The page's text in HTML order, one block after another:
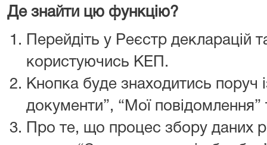
Де знайти цю функцію?
Перейдіть у Реєстр декларацій
користуючись КЕП.
Кнопка буде знаходитись поруч
документи”, “Мої повідомлення”
Про те, що процес збору даних